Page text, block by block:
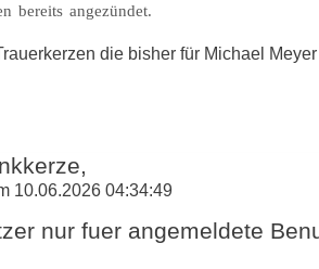
bereits angezündet.
die bisher für Michael
10.06.2026 04:34:49
nur fuer angemeldete